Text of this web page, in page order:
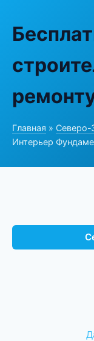
Главная » Северо-
Интерьер